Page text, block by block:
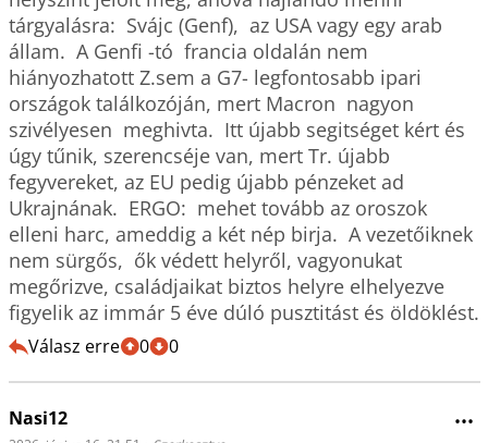
tárgyalásra:  Svájc (Genf),  az USA vagy egy arab
állam.  A Genfi -tó  francia oldalán nem
hiányozhatott Z.sem a G7- legfontosabb ipari
országok találkozóján, mert Macron  nagyon
szivélyesen  meghivta.  Itt újabb segitséget kért és
úgy tűnik, szerencséje van, mert Tr. újabb
fegyvereket, az EU pedig újabb pénzeket ad
Ukrajnának.  ERGO:  mehet tovább az oroszok
elleni harc, ameddig a két nép birja.  A vezetőiknek
nem sürgős,  ők védett helyről, vagyonukat
megőrizve, családjaikat biztos helyre elhelyezve
figyelik az immár 5 éve dúló pusztitást és öldöklést.
Válasz erre 0 0
Nasi12 •••